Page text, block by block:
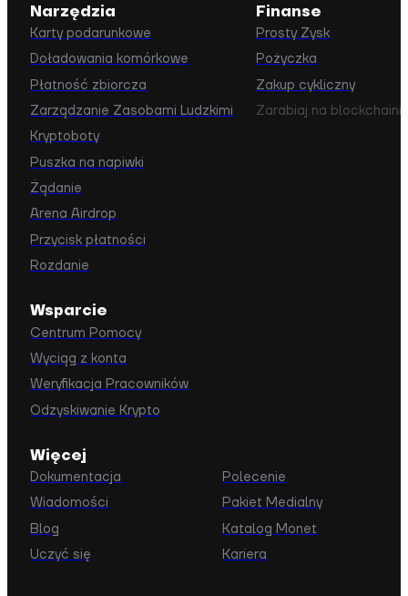
Narzędzia
Karty podarunkowe
Doładowania komórkowe
Płatność zbiorcza
Zarządzanie Zasobami Ludzkimi
Kryptoboty
Puszka na napiwki
Żądanie
Arena Airdrop
Przycisk płatności
Rozdanie
Finanse
Prosty Zysk
Pożyczka
Zakup cykliczny
Zarabiaj na
Wsparcie
Centrum Pomocy
Wyciąg z konta
Weryfikacja Pracowników
Odzyskiwanie Krypto
Więcej
Dokumentacja
Wiadomości
Blog
Uczyć się
Polecenie
Pakiet Medialny
Katalog Monet
Kariera